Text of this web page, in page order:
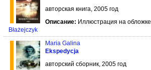
авторская книга, 2005 год
Описание: Иллюстрация на обложке
Błażejczyk
Maria Galina
Ekspedycja
авторский сборник, 2005 год